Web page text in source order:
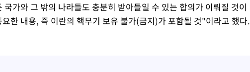
가와 그 밖의 나라들도 충분히 받아들일 수 있는 합의가 이뤄질 것이
한 내용, 즉 이란의 핵무기 보유 불가(금지)가 포함될 것"이라고 했다.